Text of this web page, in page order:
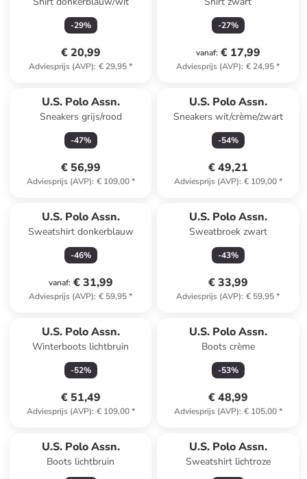
-29%
€ 20,99
Adviesprijs (AVP): € 29,95*
-27%
vanaf: € 17,99
Adviesprijs (AVP): € 24,95*
U.S. Polo Assn.
Sneakers grijs/rood
-47%
€ 56,99
Adviesprijs (AVP): € 109,00*
U.S. Polo Assn.
Sneakers wit/crème/zwart
-54%
€ 49,21
Adviesprijs (AVP): € 109,00*
U.S. Polo Assn.
Sweatshirt donkerblauw
-46%
vanaf: € 31,99
Adviesprijs (AVP): € 59,95*
U.S. Polo Assn.
Sweatbroek zwart
-43%
€ 33,99
Adviesprijs (AVP): € 59,95*
U.S. Polo Assn.
Winterboots lichtbruin
-52%
€ 51,49
Adviesprijs (AVP): € 109,00*
U.S. Polo Assn.
Boots crème
-53%
€ 48,99
Adviesprijs (AVP): € 105,00*
U.S. Polo Assn.
Boots lichtbruin
U.S. Polo Assn.
Sweatshirt lichtroze